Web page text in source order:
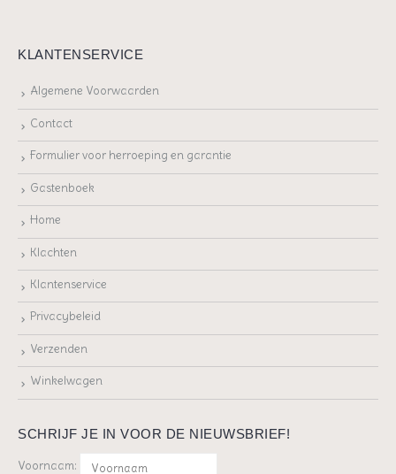
KLANTENSERVICE
Algemene Voorwaarden
Contact
Formulier voor herroeping en garantie
Gastenboek
Home
Klachten
Klantenservice
Privacybeleid
Verzenden
Winkelwagen
SCHRIJF JE IN VOOR DE NIEUWSBRIEF!
Voornaam: